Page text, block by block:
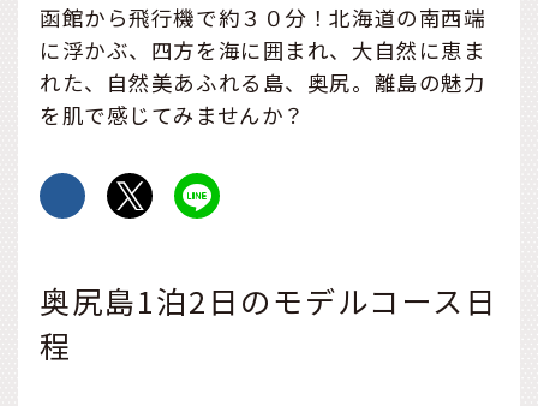
函館から飛行機で約３０分！北海道の南西端
に浮かぶ、四方を海に囲まれ、大自然に恵ま
れた、自然美あふれる島、奥尻。離島の魅力
を肌で感じてみませんか？
奥尻島1泊2日のモデルコース日
程